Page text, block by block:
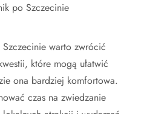
po Szczecinie
warto zwrócić
które mogą ułatwić
ona bardziej komfortowa.
czas na zwiedzanie